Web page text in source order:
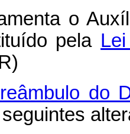
o
pela
do